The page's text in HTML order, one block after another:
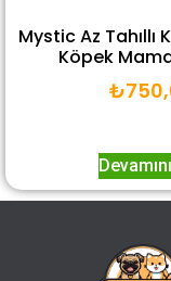
Mystic Az Tahıllı
Köpek
₺